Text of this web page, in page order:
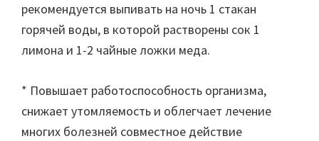
рекомендуется выпивать на ночь 1 стакан
горячей воды, в которой растворены сок 1
лимона и 1-2 чайные ложки меда.
* Повышает работоспособность организма,
снижает утомляемость и облегчает лечение
многих болезней совместное действие